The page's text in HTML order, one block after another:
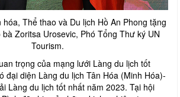
Thể thao và Du lịch Hồ An Phong tặng
Zoritsa Urosevic, Phó Tổng Thư ký UN
Tourism.
trọng của mạng lưới Làng du lịch tốt
đại diện Làng du lịch Tân Hóa (Minh Hóa)-
Làng du lịch tốt nhất năm 2023. Tại hội